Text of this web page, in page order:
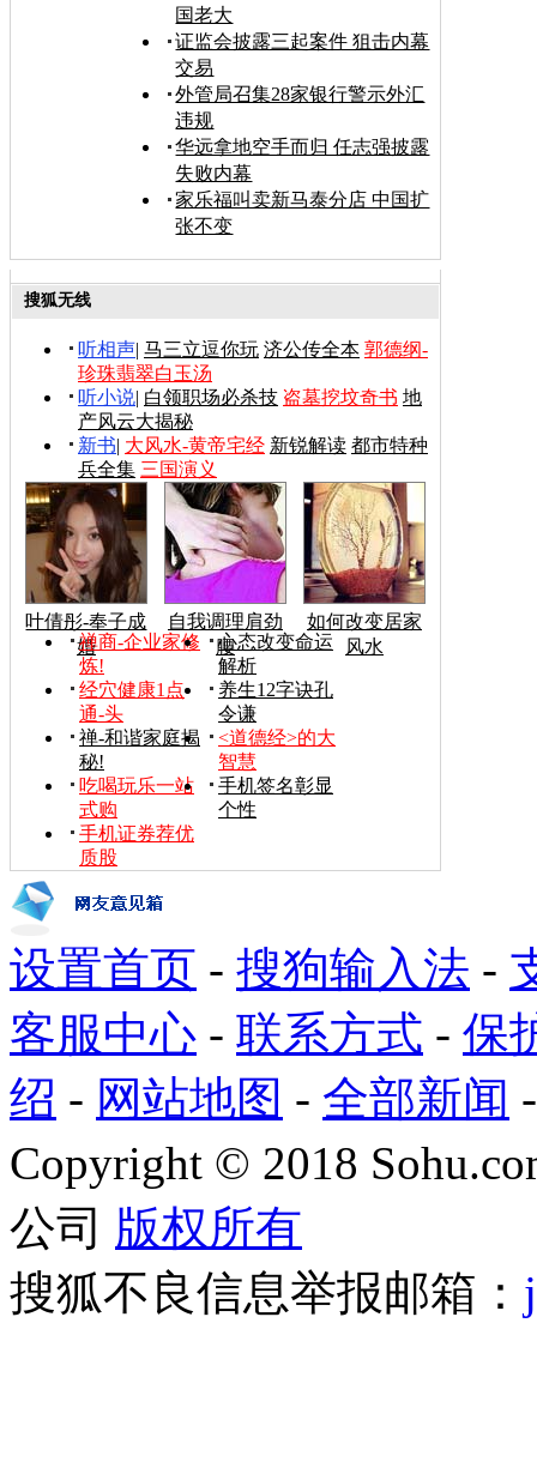
国老大
证监会披露三起案件 狙击内幕
交易
外管局召集28家银行警示外汇
违规
华远拿地空手而归 任志强披露
失败内幕
家乐福叫卖新马泰分店 中国扩
张不变
搜狐无线
听相声| 马三立逗你玩 济公传全本 郭德纲-
珍珠翡翠白玉汤
听小说| 白领职场必杀技 盗墓挖坟奇书 地
产风云大揭秘
新书| 大风水-黄帝宅经 新锐解读 都市特种
兵全集 三国演义
叶倩彤-奉子成
婚
自我调理肩劲
腰
如何改变居家
风水
禅商-企业家修
炼!
心态改变命运
解析
经穴健康1点
通-头
养生12字诀孔
令谦
禅-和谐家庭揭
秘!
<道德经>的大
智慧
吃喝玩乐一站
式购
手机签名彰显
个性
手机证券荐优
质股
设置首页 - 搜狗输入法 -
客服中心 - 联系方式 - 保
绍 - 网站地图 - 全部新闻
Copyright © 2018
公司 版权所有
搜狐不良信息举报邮箱：